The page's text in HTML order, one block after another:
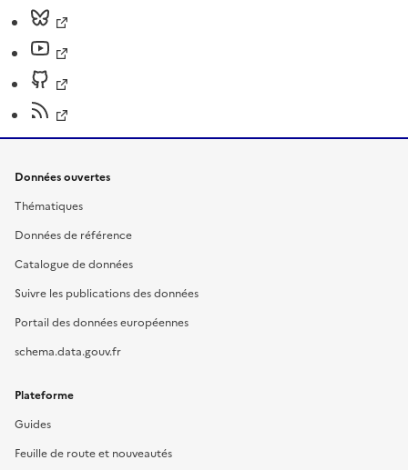
Données ouvertes
Thématiques
Données de référence
Catalogue de données
Suivre les publications des données
Portail des données européennes
schema.data.gouv.fr
Plateforme
Guides
Feuille de route et nouveautés